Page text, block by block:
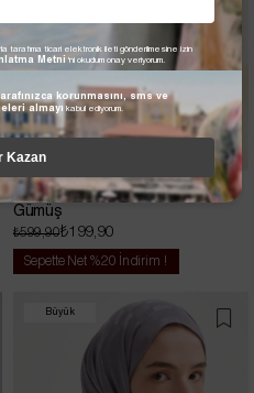
Küpçizgi Jakar İtalyan İpekli Şal
Gümüş
₺199,90
₺599,90
Sepette Net %20 İndirim !
Büyük
tarafıma ticari elektronik ileti gönderilmesine izin
Metni 'ni okudum onay veriyorum.
korunmasını, sms ve
almayı
kabul ediyorum.
Kazan